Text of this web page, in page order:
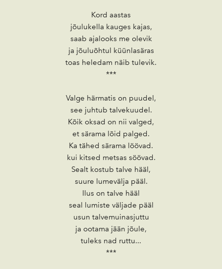
Kord aastas
jõulukella kauges kajas,
saab ajalooks me olevik
ja jõuluõhtul küünlasäras
toas heledam näib tulevik.
***
Valge härmatis on puudel,
see juhtub talvekuudel.
Kõik oksad on nii valged,
et särama lõid palged.
Ka tähed särama löövad.
kui kitsed metsas söövad.
Sealt kostub talve hääl,
suure lumevälja pääl.
Ilus on talve hääl
seal lumiste väljade pääl
usun talvemuinasjuttu
ja ootama jään jõule,
tuleks nad ruttu...
***